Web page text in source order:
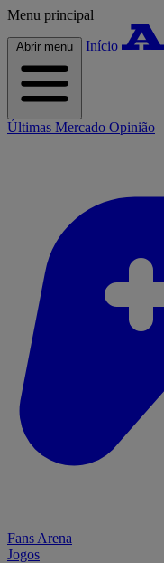
Menu principal
Abrir menu Início
Últimas Mercado Opinião
Fans Arena
Jogos